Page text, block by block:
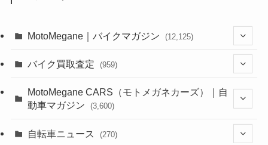
MotoMegane｜バイクマガジン (12,125)
(44)
(637)(306)
バイク買取査定 (959)
(352)
MotoMegane CARS（モトメガネカーズ）｜自
動車マガジン
(3,600)
自転車ニュース (270)